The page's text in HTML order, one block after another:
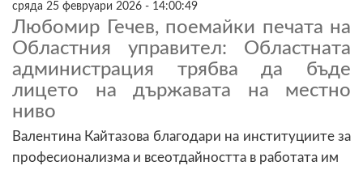
сряда 25 февруари 2026 - 14:00:49
Любомир Гечев, поемайки печата на
Областния управител: Областната
администрация трябва да бъде
лицето на държавата на местно
ниво
Валентина Кайтазова благодари на институциите за
професионализма и всеотдайността в работата им